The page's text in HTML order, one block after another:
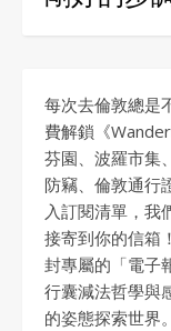
每次去倫敦總是
費解鎖《
芬園、波羅市集
防竊、倫敦通行
入訂閱清單，我
接寄到你的信箱
封專屬的「電子
行囊減法哲學與
的姿態探索世界。